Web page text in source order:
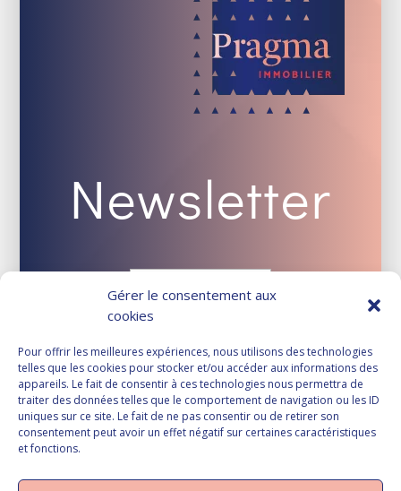
Gérer le consentement aux
cookies
Pour offrir les meilleures expériences, nous utilisons des technologies
telles que les cookies pour stocker et/ou accéder aux informations des
appareils. Le fait de consentir à ces technologies nous permettra de
traiter des données telles que le comportement de navigation ou les ID
uniques sur ce site. Le fait de ne pas consentir ou de retirer son
consentement peut avoir un effet négatif sur certaines caractéristiques
et fonctions.
Newsletter